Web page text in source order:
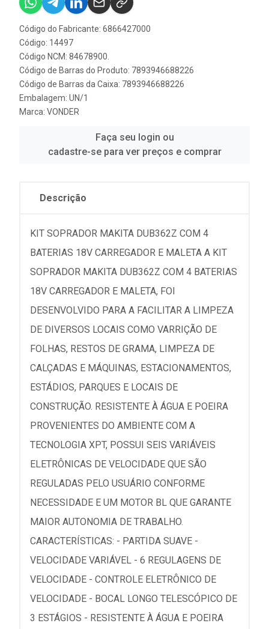
Código do Fabricante: 6866427000
Código: 14497
Código NCM: 84678900.
Código de Barras do Produto: 7893946688226
Código de Barras da Caixa: 7893946688226
Embalagem: UN/1
Marca: VONDER
Faça seu login ou
cadastre-se para ver preços e comprar
Descrição
KIT SOPRADOR MAKITA DUB362Z COM 4
BATERIAS 18V CARREGADOR E MALETA A KIT
SOPRADOR MAKITA DUB362Z COM 4 BATERIAS
18V CARREGADOR E MALETA, FOI
DESENVOLVIDO PARA A FACILITAR A LIMPEZA
DE DIVERSOS LOCAIS COMO VARRIÇÃO DE
FOLHAS, RESTOS DE GRAMA, LIMPEZA DE
CALÇADAS E MÁQUINAS, ESTACIONAMENTOS,
ESTÁDIOS, PARQUES E LOCAIS DE
CONSTRUÇÃO. RESISTENTE À ÁGUA E POEIRA
PROVENIENTES DO AMBIENTE COM A
TECNOLOGIA XPT, POSSUI SEIS VARIÁVEIS
ELETRÔNICAS DE VELOCIDADE QUE SÃO
REGULADAS PELO USUÁRIO CONFORME
NECESSIDADE E UM MOTOR BL QUE GARANTE
MAIOR AUTONOMIA DE TRABALHO.
CARACTERÍSTICAS: - PARTIDA SUAVE -
VELOCIDADE VARIÁVEL - 6 REGULAGENS DE
VELOCIDADE - CONTROLE ELETRÔNICO DE
VELOCIDADE - BOCAL LONGO TELESCÓPICO DE
3 ESTÁGIOS - RESISTENTE À ÁGUA E POEIRA